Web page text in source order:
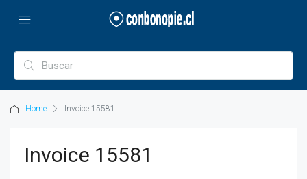
Home Invoice 15581
Invoice 15581